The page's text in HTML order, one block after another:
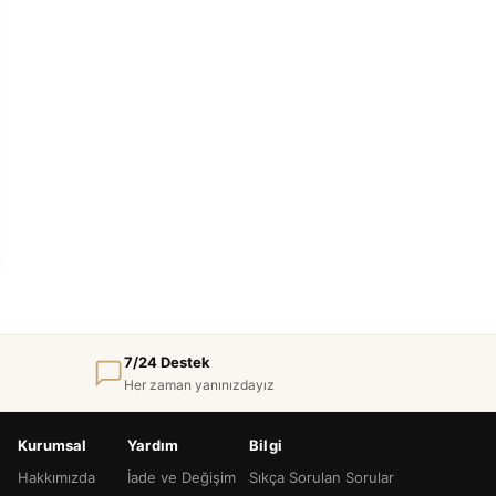
7/24 Destek
Her zaman yanınızdayız
Kurumsal
Hakkımızda
Yardım
İade ve Değişim
Bilgi
Sıkça Sorulan Sorular